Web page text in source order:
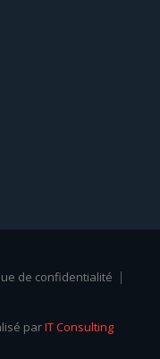
de confidentialité
parIT Consulting